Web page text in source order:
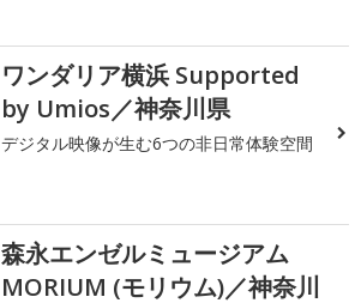
ワンダリア横浜 Supported
by Umios／神奈川県
デジタル映像が生む6つの非日常体験空間
森永エンゼルミュージアム
MORIUM (モリウム)／神奈川